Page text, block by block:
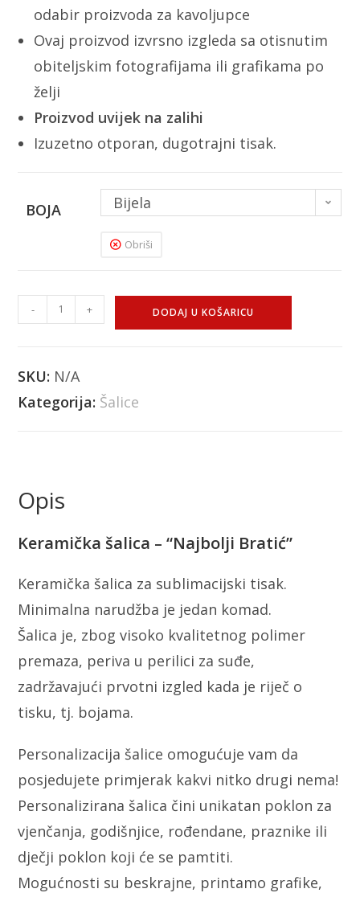
odabir proizvoda za kavoljupce
Ovaj proizvod izvrsno izgleda sa otisnutim
obiteljskim fotografijama ili grafikama po
želji
Proizvod uvijek na zalihi
Izuzetno otporan, dugotrajni tisak.
BOJA Bijela
Obriši
- + DODAJ U KOŠARICU
SKU: N/A
Kategorija: Šalice
Opis
Keramička šalica – “Najbolji Bratić”
Keramička šalica za sublimacijski tisak.
Minimalna narudžba je jedan komad.
Šalica je, zbog visoko kvalitetnog polimer
premaza, periva u perilici za suđe,
zadržavajući prvotni izgled kada je riječ o
tisku, tj. bojama.
Personalizacija šalice omogućuje vam da
posjedujete primjerak kakvi nitko drugi nema!
Personalizirana šalica čini unikatan poklon za
vjenčanja, godišnjice, rođendane, praznike ili
dječji poklon koji će se pamtiti.
Mogućnosti su beskrajne, printamo grafike,